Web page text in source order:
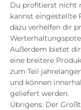
Du profitierst nicht
kannst eingestellte
dazu verhelfen dir
Außerdem bietet
eine breitere
zum Teil
und können
geliefert werden.
Übrigens: Der